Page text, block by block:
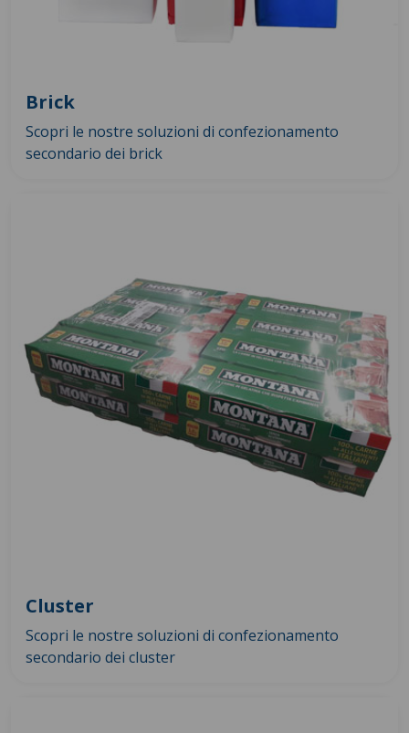
Brick
Scopri le nostre soluzioni di confezionamento
secondario dei brick
Cluster
Scopri le nostre soluzioni di confezionamento
secondario dei cluster